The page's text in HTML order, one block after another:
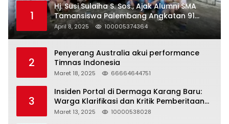
1
Hj. Susi Sulaiha S. Sos., Ajak Alumni SMA
Tamansiswa Palembang Angkatan 91
Halal Bihalal
April 8, 2025 100005374364
2
Penyerang Australia akui performance
Timnas Indonesia
Maret 18, 2025 66664644751
3
Insiden Portal di Dermaga Karang Baru:
Warga Klarifikasi dan Kritik Pemberitaan
yang Tidak Akurat
Maret 13, 2025 10000538028